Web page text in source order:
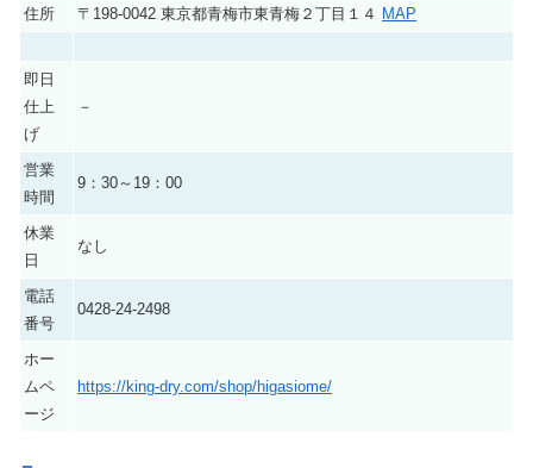
住所 〒198-0042 東京都青梅市東青梅２丁目１４ MAP
即日
仕上
げ
－
営業
時間
9：30～19：00
休業
日
なし
電話
番号
0428-24-2498
ホー
ムペ
ージ
https://king-dry.com/shop/higasiome/